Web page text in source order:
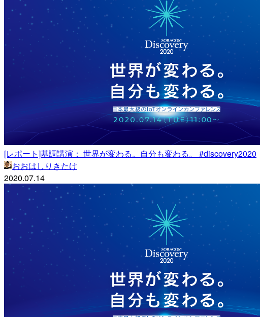
[レポート]基調講演： 世界が変わる。自分も変わる。 #discovery2020
おおはしりきたけ
2020.07.14